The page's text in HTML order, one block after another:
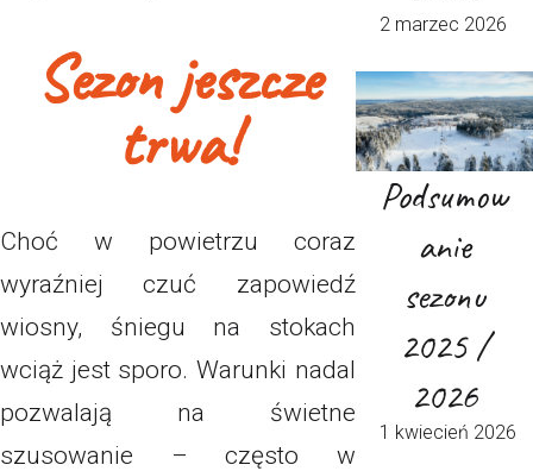
Sezon jeszcze
trwa!
Choć w powietrzu coraz
wyraźniej czuć zapowiedź
wiosny, śniegu na stokach
wciąż jest sporo. Warunki nadal
pozwalają na świetne
szusowanie – często w
2 marzec 2026
Podsumow
anie
sezonu
2025 /
2026
1 kwiecień 2026